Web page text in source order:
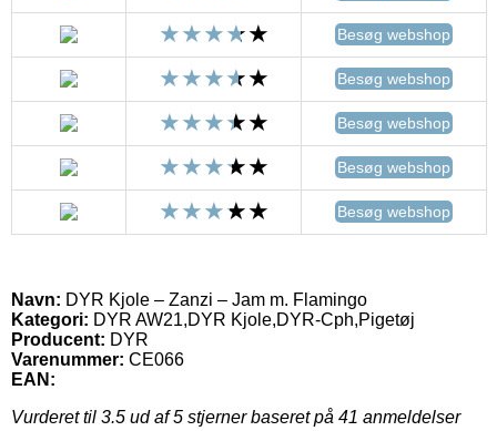
Besøg webshop
Besøg webshop
Besøg webshop
Besøg webshop
Besøg webshop
Navn: DYR Kjole – Zanzi – Jam m. Flamingo
Kategori: DYR AW21,DYR Kjole,DYR-Cph,Pigetøj
Producent: DYR
Varenummer: CE066
EAN:
Vurderet til 3.5 ud af 5 stjerner baseret på 41 anmeldelser